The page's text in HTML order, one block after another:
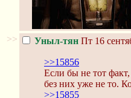
>> Уныл-тян Пт 16
>>15856
Если бы не тот
без них уже не то.
>>15855